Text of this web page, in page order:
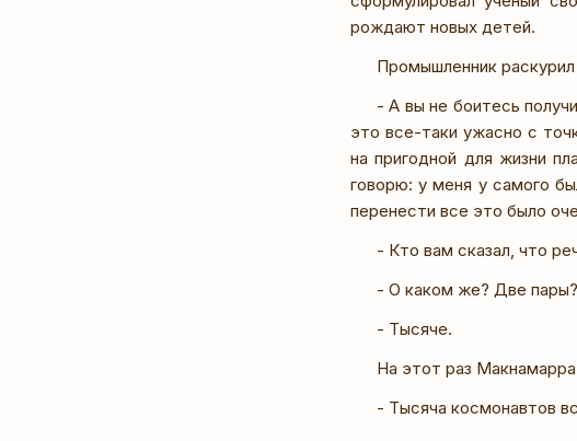
рождают новых детей.
Промышленник раскурил
- А вы не боитесь
это все-таки ужасно с
на пригодной для жизни
говорю: у меня у самого
перенести все это было
- Кто вам сказал, что
- О каком же? Две
- Тысяче.
На этот раз
- Тысяча космонавтов